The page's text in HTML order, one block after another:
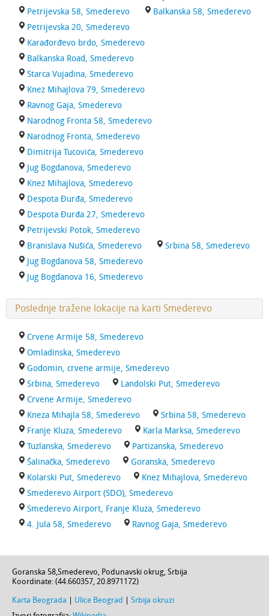
Petrijevska 58, Smederevo
Balkanska 58, Smederevo
Petrijevska 20, Smederevo
Karađorđevo brdo, Smederevo
Balkanska Road, Smederevo
Starca Vujadina, Smederevo
Knez Mihajlova 79, Smederevo
Ravnog Gaja, Smederevo
Narodnog Fronta 58, Smederevo
Narodnog Fronta, Smederevo
Dimitrija Tucovića, Smederevo
Jug Bogdanova, Smederevo
Knez Mihajlova, Smederevo
Despota Đurđa, Smederevo
Despota Đurđa 27, Smederevo
Petrijevski Potok, Smederevo
Branislava Nušića, Smederevo
Srbina 58, Smederevo
Jug Bogdanova 58, Smederevo
Jug Bogdanova 16, Smederevo
Poslednje tražene lokacije na karti Smederevo
Crvene Armije 58, Smederevo
Omladinska, Smederevo
Godomin, crvene armije, Smederevo
Srbina, Smederevo
Landolski Put, Smederevo
Crvene Armije, Smederevo
Kneza Mihajla 58, Smederevo
Srbina 58, Smederevo
Franje Kluza, Smederevo
Karla Marksa, Smederevo
Tuzlanska, Smederevo
Partizanska, Smederevo
Šalinačka, Smederevo
Goranska, Smederevo
Kolarski Put, Smederevo
Knez Mihajlova, Smederevo
Smederevo Airport (SDO), Smederevo
Smederevo Airport, Franje Kluza, Smederevo
4. Jula 58, Smederevo
Ravnog Gaja, Smederevo
Goranska 58,Smederevo, Podunavski okrug, Srbija
Koordinate: (44.660357, 20.8971172)
Karta Beograda Ulice Beograd
Srbija okruzi